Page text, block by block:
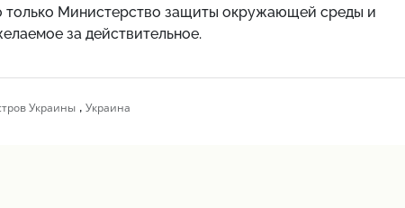
только Министерство защиты окружающей среды и
за действительное.
Украины, Украина